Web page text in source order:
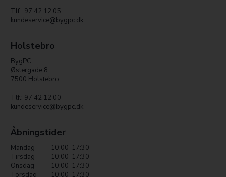
Tlf.: 97 42 12 05
kundeservice@bygpc.dk
Holstebro
BygPC
Østergade 8
7500 Holstebro
Tlf.: 97 42 12 00
kundeservice@bygpc.dk
Åbningstider
Mandag
10:00-17:30
Tirsdag
10:00-17:30
Onsdag
10:00-17:30
Torsdag
10:00-17:30